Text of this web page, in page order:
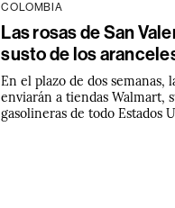
COLOMBIA
Las rosas de San
susto de los
En el plazo de dos semanas,
enviarán a tiendas Walmart,
gasolineras de todo Estados